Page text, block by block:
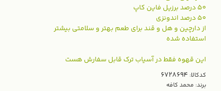
50 درصد برزیل فاین کاپ
50 درصد اندونزی
از دارچین و هل و قند برای طعم بهتر و سلامتی بیشتر
استفاده شده
این قهوه فقط در آسیاب ترک قابل سفارش هست
کدکالا:
برند: محمد کافه